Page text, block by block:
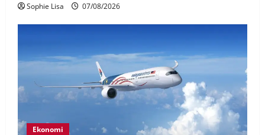
Sophie Lisa 07/08/2026
Ekonomi